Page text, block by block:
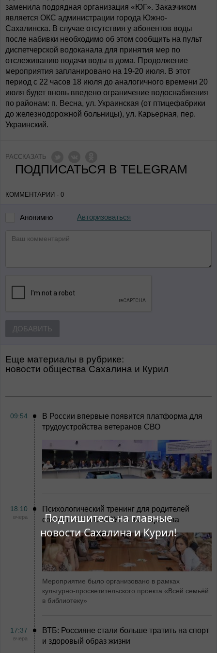
Подпишитесь на главные
новости Сахалина и Курил!
заменила подрядная организация «ЮГ». Заказчиком
является ОКС администрации города Южно-
Сахалинска. В случае отсутствия у абонентов воды
после набивки необходимо об этом сообщить на пульт
диспетчерской водоканала для принятия мер по
отслеживанию подачи воды в дома. Продолжение
мероприятия запланировано на 19-20 июля. В этот
период с 22 часов 18 июля до аналогичного времени 20
июля будет вновь введено ограничение водоснабжения
по районам: п. Весна, ул. Украинская (от птицефабрики
до железнодорожной больницы), ул. Карьерная, пер.
Украинский.
РАССКАЗАТЬ
ПОДПИСАТЬСЯ В TELEGRAM
КОММЕНТАРИИ - 0
Анонимно Авторизоваться
ДОБАВИТЬ
Еще материалы в рубрике:
Новости общества Сахалина и Курил
09:54
В России впервые появится платформа для
трудоустройства ветеранов СВО
18:10
вчера
Психологический тренинг для родителей
состоялся в в СахОУНБ им. Тарасова
Мероприятие было организовано в рамках
культурно-просветительского проекта «Всей семьёй
в библиотеку»
17:37
вчера
ВТБ: Россияне стали больше тратить на спорт
и здоровый образ жизни